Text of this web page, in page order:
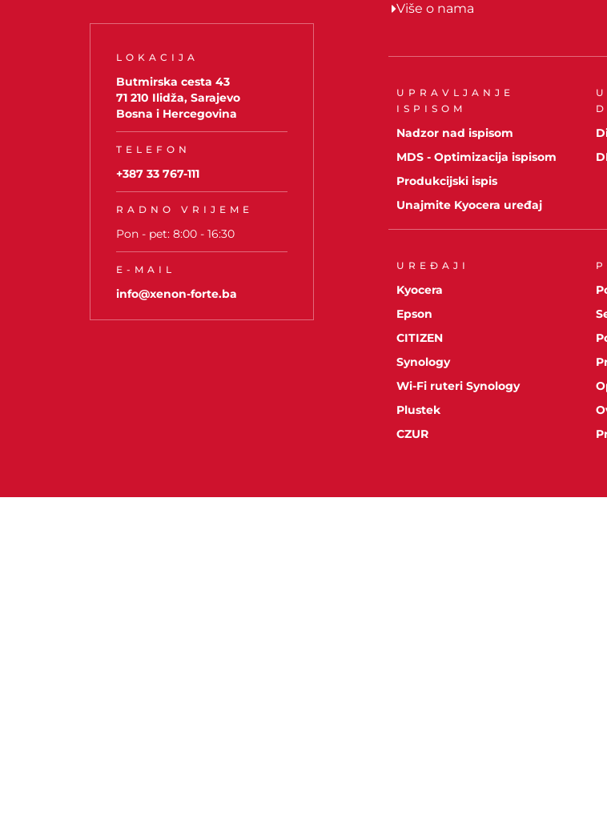
LOKACIJA
Butmirska cesta 43
71 210 Ilidža, Sarajevo
Bosna i Hercegovina
TELEFON
+387 33 767-111
RADNO VRIJEME
Pon - pet: 8:00 - 16:30
E-MAIL
info@xenon-forte.ba
Više o nama
UPRAVLJANJE
ISPISOM
Nadzor nad ispisom
MDS - Optimizacija ispisom
Produkcijski ispis
Unajmite Kyocera uređaj
UREĐAJI
Kyocera
Epson
CITIZEN
Synology
Wi-Fi ruteri Synology
Plustek
CZUR